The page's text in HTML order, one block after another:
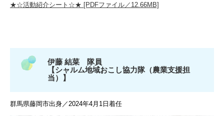
★☆活動紹介シート☆★ [PDFファイル／12.66MB]
伊藤 結菜 隊員
【シャルム地域おこし協力隊（農業支援担
当）】
群馬県藤岡市出身／2024年4月1日着任